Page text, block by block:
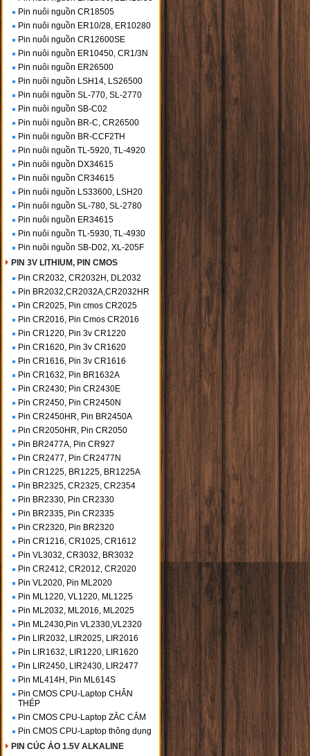
Pin nuôi nguồn CR18505
Pin nuôi nguồn ER10/28, ER10280
Pin nuôi nguồn CR12600SE
Pin nuôi nguồn ER10450, CR1/3N
Pin nuôi nguồn ER26500
Pin nuôi nguồn LSH14, LS26500
Pin nuôi nguồn SL-770, SL-2770
Pin nuôi nguồn SB-C02
Pin nuôi nguồn BR-C, CR26500
Pin nuôi nguồn BR-CCF2TH
Pin nuôi nguồn TL-5920, TL-4920
Pin nuôi nguồn DX34615
Pin nuôi nguồn CR34615
Pin nuôi nguồn LS33600, LSH20
Pin nuôi nguồn SL-780, SL-2780
Pin nuôi nguồn ER34615
Pin nuôi nguồn TL-5930, TL-4930
Pin nuôi nguồn SB-D02, XL-205F
PIN 3V LITHIUM, PIN CMOS
Pin CR2032, CR2032H, DL2032
Pin BR2032,CR2032A,CR2032HR
Pin CR2025, Pin cmos CR2025
Pin CR2016, Pin Cmos CR2016
Pin CR1220, Pin 3v CR1220
Pin CR1620, Pin 3v CR1620
Pin CR1616, Pin 3v CR1616
Pin CR1632, Pin BR1632A
Pin CR2430; Pin CR2430E
Pin CR2450, Pin CR2450N
Pin CR2450HR, Pin BR2450A
Pin CR2050HR, Pin CR2050
Pin BR2477A, Pin CR927
Pin CR2477, Pin CR2477N
Pin CR1225, BR1225, BR1225A
Pin BR2325, CR2325, CR2354
Pin BR2330, Pin CR2330
Pin BR2335, Pin CR2335
Pin CR2320, Pin BR2320
Pin CR1216, CR1025, CR1612
Pin VL3032, CR3032, BR3032
Pin CR2412, CR2012, CR2020
Pin VL2020, Pin ML2020
Pin ML1220, VL1220, ML1225
Pin ML2032, ML2016, ML2025
Pin ML2430,Pin VL2330,VL2320
Pin LIR2032, LIR2025, LIR2016
Pin LIR1632, LIR1220, LIR1620
Pin LIR2450, LIR2430, LIR2477
Pin ML414H, Pin ML614S
Pin CMOS CPU-Laptop CHÂN
THÉP
Pin CMOS CPU-Laptop ZẮC CẮM
Pin CMOS CPU-Laptop thông dụng
PIN CÚC ÁO 1.5V ALKALINE